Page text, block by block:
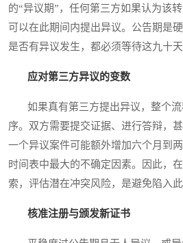
的“异议期”，任何第三方如果认为该
可以在此期间内提出异议。公告期是
是否有异议发生，都必须等待这九十天
应对第三方异议的变数
如果真有第三方提出异议，整个流
序。双方需要提交证据、进行答辩，
一个异议案件可能额外增加六个月到
时间表中最大的不确定因素。因此，
索，评估潜在冲突风险，是避免陷入
核准注册与颁发新证书